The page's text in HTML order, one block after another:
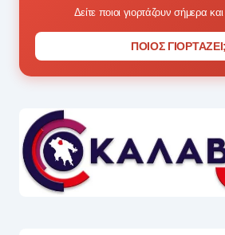
Δείτε ποιοι γιορτάζουν σήμερα και
ΠΟΙΟΣ ΓΙΟΡΤΑΖΕΙ;